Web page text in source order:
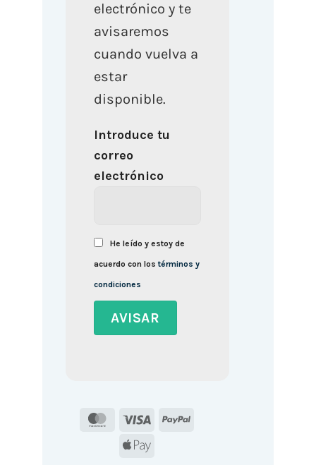
electrónico y te
avisaremos
cuando vuelva a
estar
disponible.
Introduce tu
correo
electrónico
He leído y estoy de
acuerdo con lostérminos y
condiciones
MasterCard
Visa
PayPal
Apple